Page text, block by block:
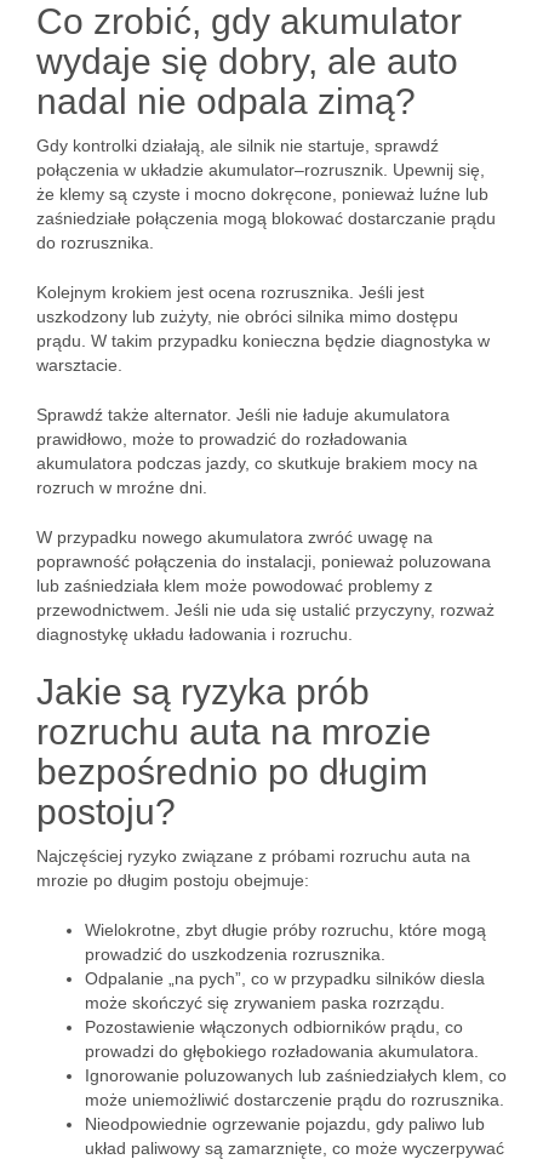
Co zrobić, gdy akumulator
wydaje się dobry, ale auto
nadal nie odpala zimą?
Gdy kontrolki działają, ale silnik nie startuje, sprawdź
połączenia w układzie akumulator–rozrusznik. Upewnij się,
że klemy są czyste i mocno dokręcone, ponieważ luźne lub
zaśniedziałe połączenia mogą blokować dostarczanie prądu
do rozrusznika.
Kolejnym krokiem jest ocena rozrusznika. Jeśli jest
uszkodzony lub zużyty, nie obróci silnika mimo dostępu
prądu. W takim przypadku konieczna będzie diagnostyka w
warsztacie.
Sprawdź także alternator. Jeśli nie ładuje akumulatora
prawidłowo, może to prowadzić do rozładowania
akumulatora podczas jazdy, co skutkuje brakiem mocy na
rozruch w mroźne dni.
W przypadku nowego akumulatora zwróć uwagę na
poprawność połączenia do instalacji, ponieważ poluzowana
lub zaśniedziała klem może powodować problemy z
przewodnictwem. Jeśli nie uda się ustalić przyczyny, rozważ
diagnostykę układu ładowania i rozruchu.
Jakie są ryzyka prób
rozruchu auta na mrozie
bezpośrednio po długim
postoju?
Najczęściej ryzyko związane z próbami rozruchu auta na
mrozie po długim postoju obejmuje:
Wielokrotne, zbyt długie próby rozruchu, które mogą
prowadzić do uszkodzenia rozrusznika.
Odpalanie „na pych”, co w przypadku silników diesla
może skończyć się zrywaniem paska rozrządu.
Pozostawienie włączonych odbiorników prądu, co
prowadzi do głębokiego rozładowania akumulatora.
Ignorowanie poluzowanych lub zaśniedziałych klem, co
może uniemożliwić dostarczenie prądu do rozrusznika.
Nieodpowiednie ogrzewanie pojazdu, gdy paliwo lub
układ paliwowy są zamarznięte, co może wyczerpywać